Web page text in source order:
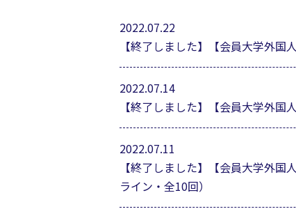
2022.07.22
【終了しました】【会員大学外
2022.07.14
【終了しました】【会員大学外
2022.07.11
【終了しました】【会員大学外
ライン・全10回）